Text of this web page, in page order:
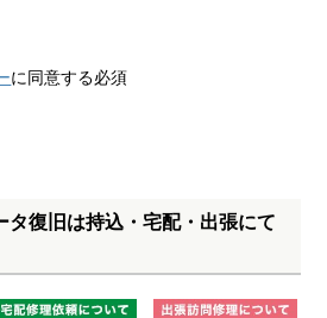
に同意する必須
タ復旧は持込・宅配・出張にて